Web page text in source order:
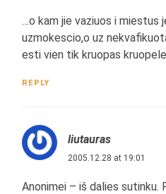
…o kam jie vaziuos i miestus
uzmokescio,o uz
esti vien tik kruopas
REPLY
liutauras
2005.12.28 at 19:01
Anonimei – iš dalies sutinku.